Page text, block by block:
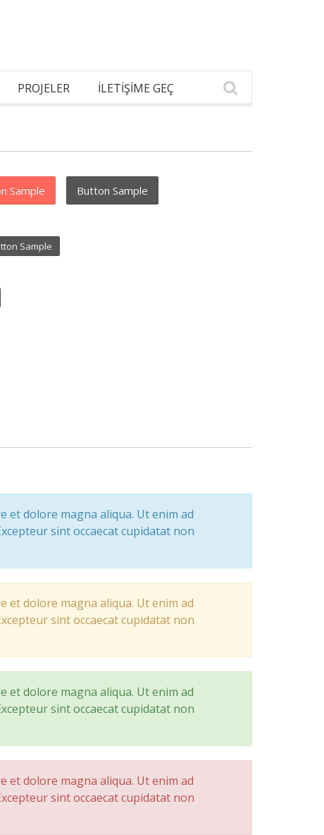
PROJELER İLETİŞİME GEÇ
Sample Button Sample
Sample
et dolore magna aliqua. Ut enim ad
sint occaecat cupidatat non
et dolore magna aliqua. Ut enim ad
sint occaecat cupidatat non
et dolore magna aliqua. Ut enim ad
sint occaecat cupidatat non
et dolore magna aliqua. Ut enim ad
sint occaecat cupidatat non